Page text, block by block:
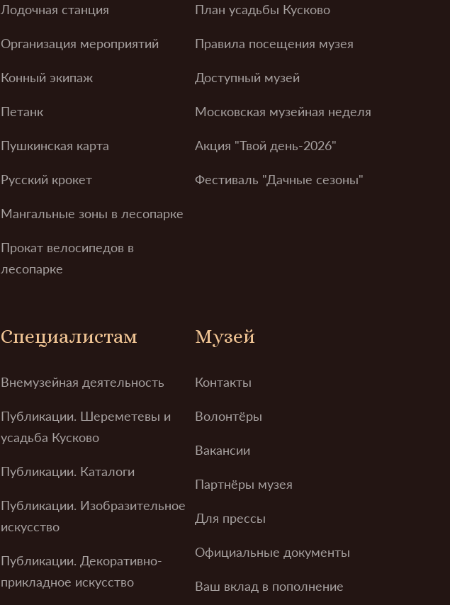
Лодочная станция
Организация мероприятий
Конный экипаж
Петанк
Пушкинская карта
Русский крокет
Мангальные зоны в лесопарке
Прокат велосипедов в
лесопарке
План усадьбы Кусково
Правила посещения музея
Доступный музей
Московская музейная неделя
Акция "Твой день-2026"
Фестиваль "Дачные сезоны"
Специалистам
Внемузейная деятельность
Публикации. Шереметевы и
усадьба Кусково
Публикации. Каталоги
Публикации. Изобразительное
искусство
Публикации. Декоративно-
прикладное искусство
Музей
Контакты
Волонтёры
Вакансии
Партнёры музея
Для прессы
Официальные документы
Ваш вклад в пополнение